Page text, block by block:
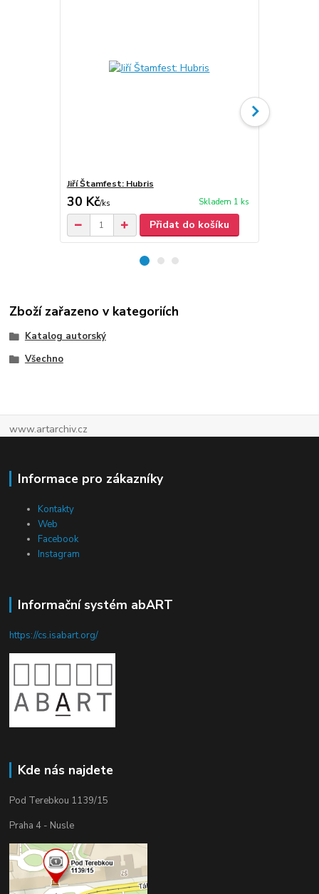
Jiří Štamfest: Hubris
30 Kč/ks Skladem 1 ks
Přidat do košíku
Zboží zařazeno v kategoriích
Katalog autorský
Všechno
www.artarchiv.cz
Informace pro zákazníky
Kontakty
Web
Facebook
Instagram
Informační systém abART
https://cs.isabart.org/
Kde nás najdete
Pod Terebkou 1139/15
Praha 4 - Nusle